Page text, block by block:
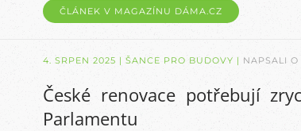
ČLÁNEK V MAGAZÍNU DÁMA.CZ
4. SRPEN 2025 | ŠANCE PRO BUDOVY | NAPSALI
České renovace potřebují
Parlamentu